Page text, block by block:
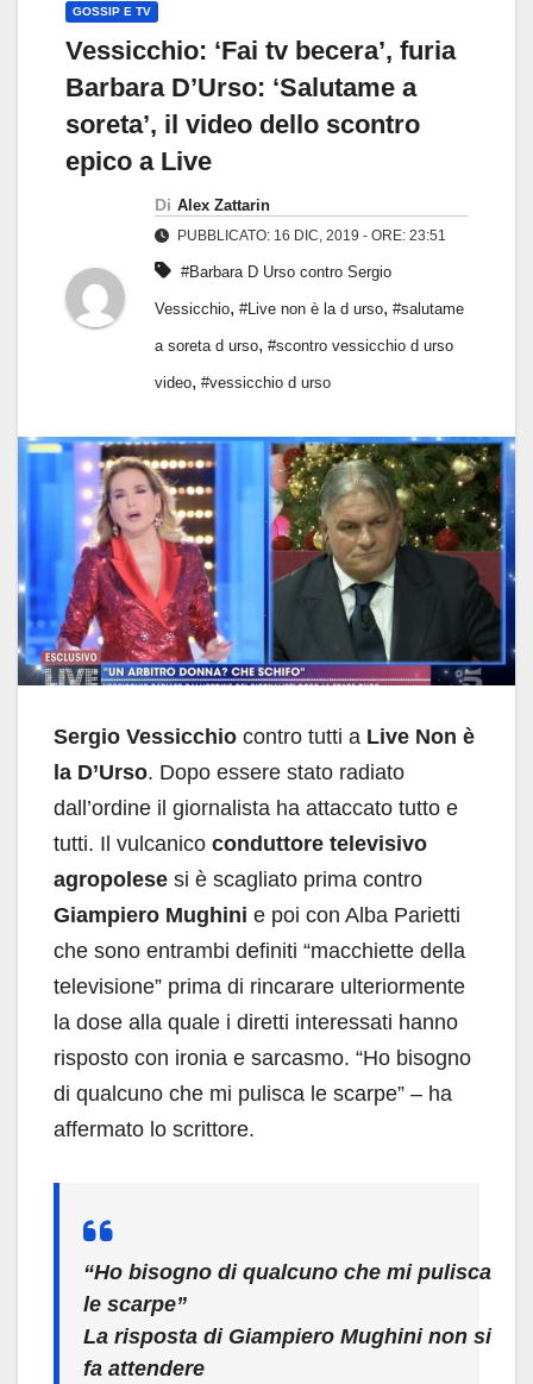
GOSSIP E TV
Vessicchio: ‘Fai tv becera’, furia
Barbara D’Urso: ‘Salutame a
soreta’, il video dello scontro
epico a Live
Di Alex Zattarin
PUBBLICATO: 16 DIC, 2019 - ORE: 23:51
#Barbara D Urso contro Sergio
Vessicchio, #Live non è la d urso, #salutame
a soreta d urso, #scontro vessicchio d urso
video, #vessicchio d urso
Sergio Vessicchio contro tutti a Live Non è
la D’Urso. Dopo essere stato radiato
dall’ordine il giornalista ha attaccato tutto e
tutti. Il vulcanico conduttore televisivo
agropolese si è scagliato prima contro
Giampiero Mughini e poi con Alba Parietti
che sono entrambi definiti “macchiette della
televisione” prima di rincarare ulteriormente
la dose alla quale i diretti interessati hanno
risposto con ironia e sarcasmo. “Ho bisogno
di qualcuno che mi pulisca le scarpe” – ha
affermato lo scrittore.
“Ho bisogno di qualcuno che mi pulisca
le scarpe”
La risposta di Giampiero Mughini non si
fa attendere